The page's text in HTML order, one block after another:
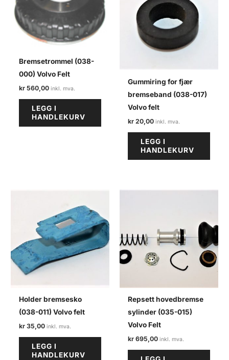
Bremsetrommel (038-
000) Volvo Felt
kr 560,00
LEGG I
HANDLEKURV
Gummiring for fjær
bremseband (038-017)
Volvo felt
kr 20,00
LEGG I
HANDLEKURV
Holder bremsesko
(038-011) Volvo felt
kr 35,00
LEGG I
HANDLEKURV
Repsett hovedbremse
sylinder (035-015)
Volvo Felt
kr 695,00